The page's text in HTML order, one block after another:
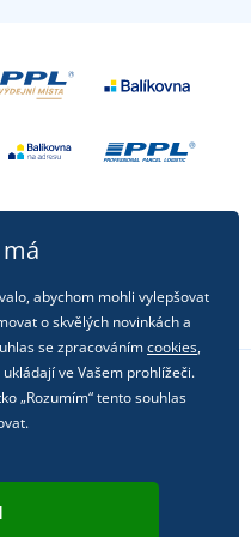
sítích
abychom mohli vylepšovat
o skvělých novinkách a
se zpracovánímcookies,
ve Vašem prohlížeči.
„Rozumím“ tento souhlas